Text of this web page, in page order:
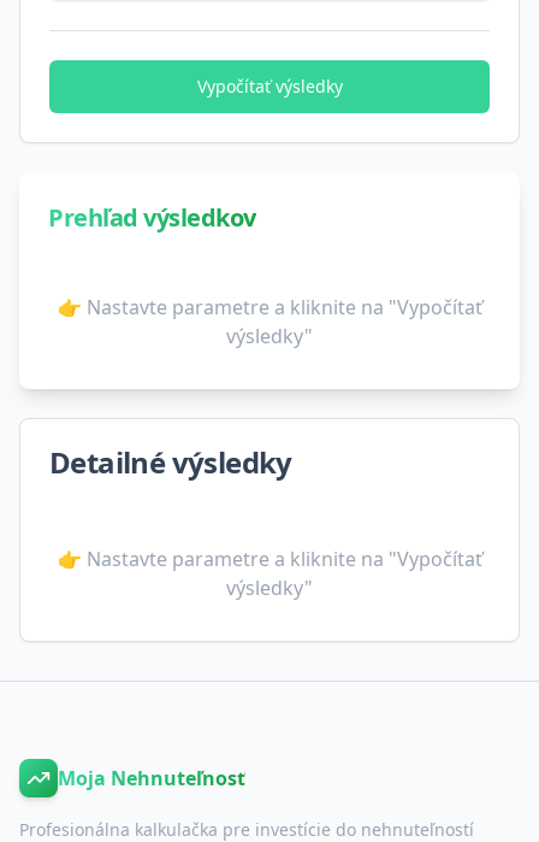
Vypočítať výsledky
Prehľad výsledkov
👉 Nastavte parametre a kliknite na "Vypočítať
výsledky"
Detailné výsledky
👉 Nastavte parametre a kliknite na "Vypočítať
výsledky"
Moja Nehnuteľnosť
Profesionálna kalkulačka pre investície do nehnuteľností